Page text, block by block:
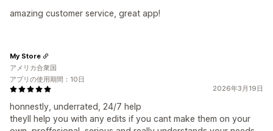
amazing customer service, great app!
2026年3月19日
honnestly, underrated, 24/7 help
theyll help you with any edits if you cant make them on your
My Store
アメリカ合衆国
アプリの使用期間：10日